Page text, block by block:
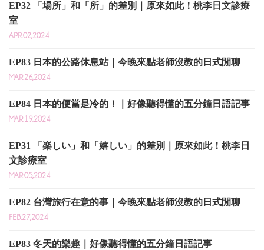
EP32 「場所」和「所」的差別｜原來如此！桃李日文診療
室
APR.02,2024
EP83 日本的公路休息站｜今晚來點老師沒教的日式閒聊
MAR.26,2024
EP84 日本的便當是冷的！｜好像聽得懂的五分鐘日語記事
MAR.19,2024
EP31 「楽しい」和「嬉しい」的差別｜原來如此！桃李日
文診療室
MAR.05,2024
EP82 台灣旅行在意的事｜今晚來點老師沒教的日式閒聊
FEB.27,2024
EP83 冬天的樂趣｜好像聽得懂的五分鐘日語記事